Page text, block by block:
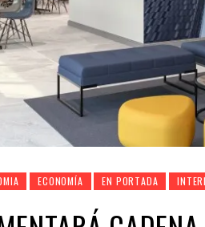
ECONOMÍA EN PORTADA